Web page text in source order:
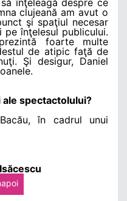
înţeleagă despre ce
clujeană am avut o
şi spaţiul necesar
înţelesul publicului.
foarte multe
de atipic faţă de
Şi desigur, Daniel
spectactolului?
în cadrul unui